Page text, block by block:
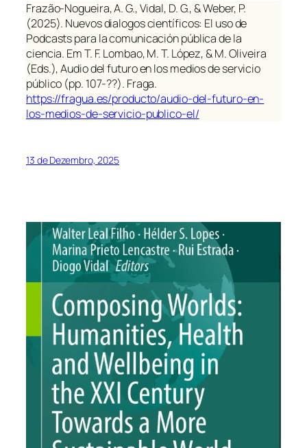
Frazão-Nogueira, A. G., Vidal, D. G., & Weber, P.
(2025). Nuevos dialogos científicos: El uso de
Podcasts para la comunicación pública de la
ciencia. Em T. F. Lombao, M. T. López, & M. Oliveira
(Eds.),Audio del futuro en los medios de servicio
público (pp. 107-??). Fraga.
https://fragua.es/producto/audio-del-futuro-en-
los-medios-de-servicio-publico-el/
13 de Dezembro, 2025